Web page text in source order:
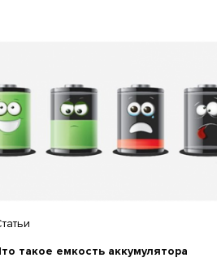
такое емкость аккумулятора